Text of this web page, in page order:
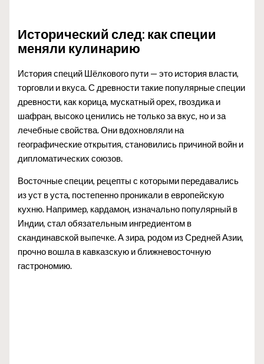
Исторический след: как специи
меняли кулинарию
История специй Шёлкового пути — это история власти,
торговли и вкуса. С древности такие популярные специи
древности, как корица, мускатный орех, гвоздика и
шафран, высоко ценились не только за вкус, но и за
лечебные свойства. Они вдохновляли на
географические открытия, становились причиной войн и
дипломатических союзов.
Восточные специи, рецепты с которыми передавались
из уст в уста, постепенно проникали в европейскую
кухню. Например, кардамон, изначально популярный в
Индии, стал обязательным ингредиентом в
скандинавской выпечке. А зира, родом из Средней Азии,
прочно вошла в кавказскую и ближневосточную
гастрономию.